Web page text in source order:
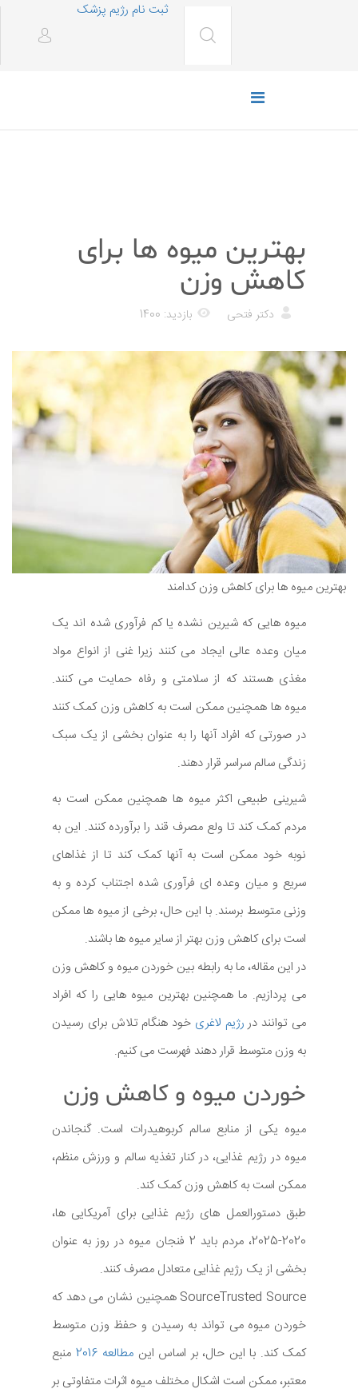
ثبت نام رژیم پزشک
بهترین میوه ها برای
کاهش وزن
دکتر فتحی بازدید: 1400
بهترین میوه ها برای کاهش وزن کدامند
میوه هایی که شیرین نشده یا کم فرآوری شده اند یک
میان وعده عالی ایجاد می کنند زیرا غنی از انواع مواد
مغذی هستند که از سلامتی و رفاه حمایت می کنند.
میوه ها همچنین ممکن است به کاهش وزن کمک کنند
در صورتی که افراد آنها را به عنوان بخشی از یک سبک
زندگی سالم سراسر قرار دهند.
شیرینی طبیعی اکثر میوه ها همچنین ممکن است به
مردم کمک کند تا ولع مصرف قند را برآورده کنند. این به
نوبه خود ممکن است به آنها کمک کند تا از غذاهای
سریع و میان وعده ای فرآوری شده اجتناب کرده و به
وزنی متوسط برسند. با این حال، برخی از میوه ها ممکن
است برای کاهش وزن بهتر از سایر میوه ها باشند.
در این مقاله، ما به رابطه بین خوردن میوه و کاهش وزن
می پردازیم. ما همچنین بهترین میوه هایی را که افراد
می توانند دررژیم لاغری خود هنگام تلاش برای رسیدن
به وزن متوسط قرار دهند فهرست می کنیم.
خوردن میوه و کاهش وزن
میوه یکی از منابع سالم کربوهیدرات است. گنجاندن
میوه در رژیم غذایی، در کنار تغذیه سالم و ورزش منظم،
ممکن است به کاهش وزن کمک کند.
طبق دستورالعمل های رژیم غذایی برای آمریکایی ها،
2020-2025، مردم باید 2 فنجان میوه در روز به عنوان
بخشی از یک رژیم غذایی متعادل مصرف کنند.
SourceTrusted Source همچنین نشان می دهد که
خوردن میوه می تواند به رسیدن و حفظ وزن متوسط
کمک کند. با این حال، بر اساس این مطالعه 2016
منبع
معتبر، ممکن است اشکال مختلف میوه اثرات متفاوتی بر